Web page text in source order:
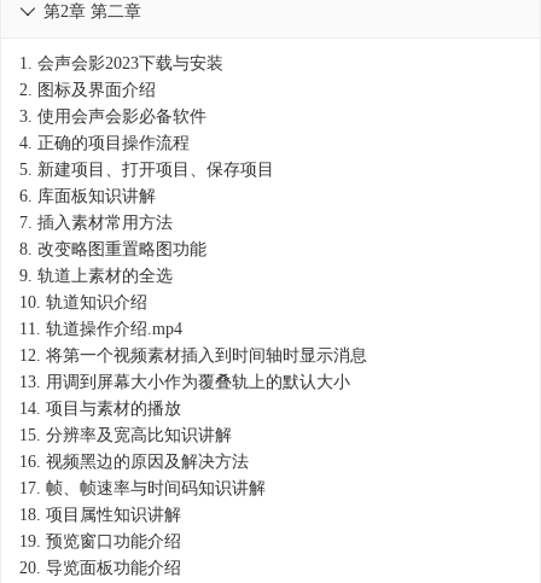
第2章 第二章

1. 会声会影2023下载与安装
2.
图标及界面介绍
3. 使用会声会影必备软件
4. 正确的项目操作流程
5. 新建项目、打开项目、保存项目
6.
库面板知识讲解
7. 插入素材常用方法
8. 改变略图重置略图功能
9. 轨道上素材的全选
10. 轨道知识介绍
11. 轨道操作介绍.mp4
12. 将第一个视频素材插入到时间轴时显示消息
13.
用调到屏幕大小作为覆叠轨上的默认大小
14. 项目与素材的播放
15. 分辨率及宽高比知识讲解
16. 视频黑边的原因及解决方法
17. 帧、帧速率与时间码知识讲解
18. 项目属性知识讲解
19. 预览窗口功能介绍
20. 导览面板功能介绍